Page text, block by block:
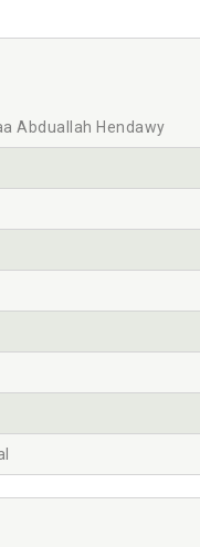
Abduallah Hendawy